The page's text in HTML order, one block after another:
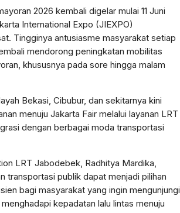
2026 kembali digelar mulai 11 Juni
International Expo (JIEXPO)
Tingginya antusiasme masyarakat setiap
mendorong peningkatan mobilitas
khususnya pada sore hingga malam
Bekasi, Cibubur, dan sekitarnya kini
menuju Jakarta Fair melalui layanan LRT
dengan berbagai moda transportasi
LRT Jabodebek, Radhitya Mardika,
transportasi publik dapat menjadi pilihan
bagi masyarakat yang ingin mengunjungi
kepadatan lalu lintas menuju